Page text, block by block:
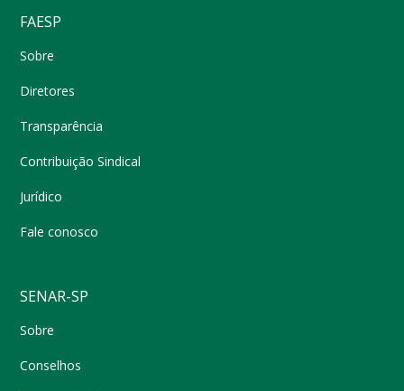
FAESP
Sobre
Diretores
Transparência
Contribuição Sindical
Jurídico
Fale conosco
SENAR-SP
Sobre
Conselhos